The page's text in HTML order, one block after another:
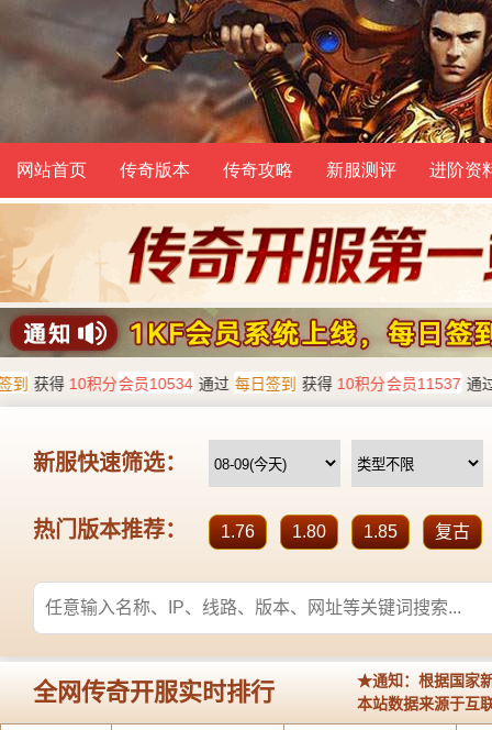
网站首页 传奇版本 传奇攻略 新服测评 进阶资